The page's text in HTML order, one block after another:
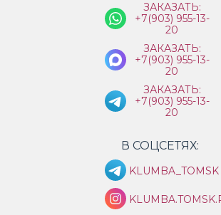
ЗАКАЗАТЬ:
+7(903) 955-13-
20
ЗАКАЗАТЬ:
+7(903) 955-13-
20
ЗАКАЗАТЬ:
+7(903) 955-13-
20
В СОЦСЕТЯХ:
KLUMBA_TOMSK